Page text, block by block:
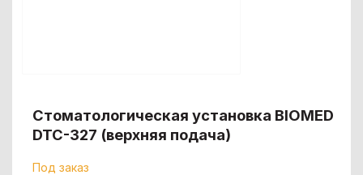
Стоматологическая установка BIOMED
DTC-327 (верхняя подача)
Под заказ